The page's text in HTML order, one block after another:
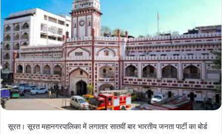
सूरत। सूरत महानगरपालिका में लगातार सातवीं बार भारतीय जनता पार्टी का बोर्ड